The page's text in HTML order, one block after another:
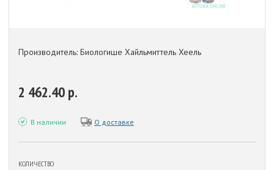
Производитель: Биологише Хайльмиттель Хеель
2 462.40 р.
В наличии О доставке
КОЛИЧЕСТВО